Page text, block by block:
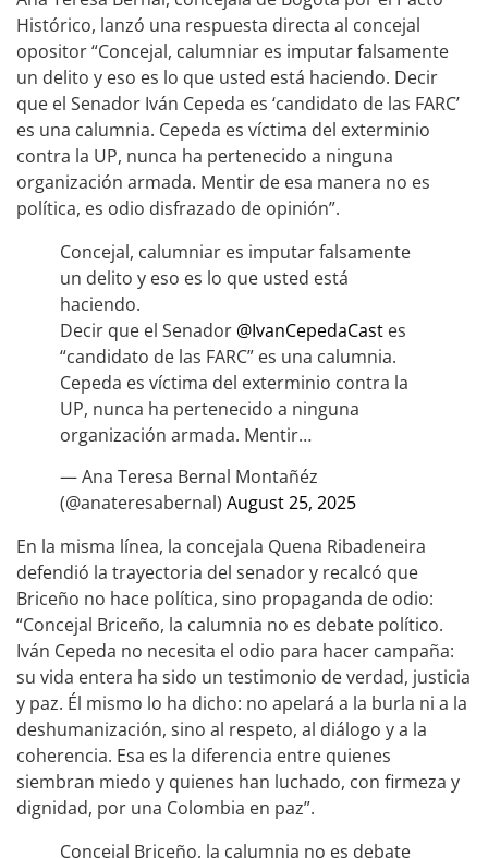
Histórico, lanzó una respuesta directa al concejal
opositor “Concejal, calumniar es imputar falsamente
un delito y eso es lo que usted está haciendo. Decir
que el Senador Iván Cepeda es ‘candidato de las FARC’
es una calumnia. Cepeda es víctima del exterminio
contra la UP, nunca ha pertenecido a ninguna
organización armada. Mentir de esa manera no es
política, es odio disfrazado de opinión”.
Concejal, calumniar es imputar falsamente
un delito y eso es lo que usted está
haciendo.
Decir que el Senador @IvanCepedaCast es
“candidato de las FARC” es una calumnia.
Cepeda es víctima del exterminio contra la
UP, nunca ha pertenecido a ninguna
organización armada. Mentir…
— Ana Teresa Bernal Montañéz
(@anateresabernal) August 25, 2025
En la misma línea, la concejala Quena Ribadeneira
defendió la trayectoria del senador y recalcó que
Briceño no hace política, sino propaganda de odio:
“Concejal Briceño, la calumnia no es debate político.
Iván Cepeda no necesita el odio para hacer campaña:
su vida entera ha sido un testimonio de verdad, justicia
y paz. Él mismo lo ha dicho: no apelará a la burla ni a la
deshumanización, sino al respeto, al diálogo y a la
coherencia. Esa es la diferencia entre quienes
siembran miedo y quienes han luchado, con firmeza y
dignidad, por una Colombia en paz”.
Concejal Briceño, la calumnia no es debate